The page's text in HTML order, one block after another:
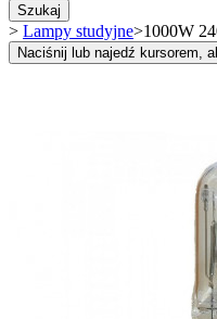
Szukaj
> Lampy studyjne>1000W
Naciśnij lub najedź kursorem,